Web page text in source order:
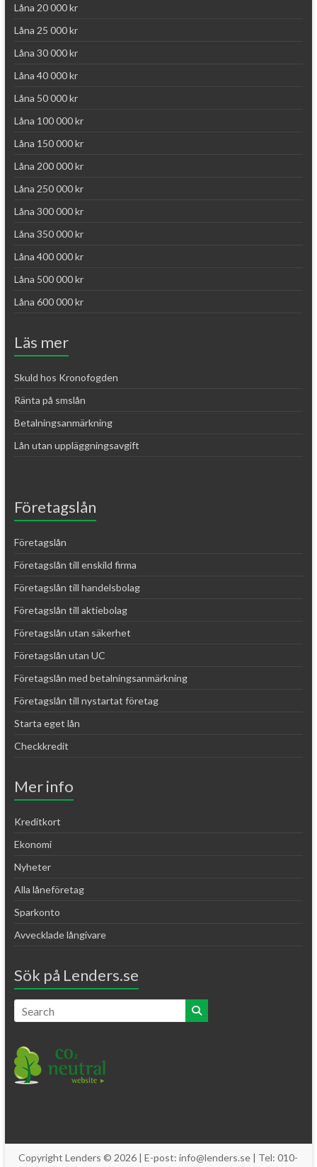
Låna 20 000 kr
Låna 25 000 kr
Låna 30 000 kr
Låna 40 000 kr
Låna 50 000 kr
Låna 100 000 kr
Låna 150 000 kr
Låna 200 000 kr
Låna 250 000 kr
Låna 300 000 kr
Låna 350 000 kr
Låna 400 000 kr
Låna 500 000 kr
Låna 600 000 kr
Läs mer
Skuld hos Kronofogden
Ränta på smslån
Betalningsanmärkning
Lån utan uppläggningsavgift
Företagslån
Företagslån
Företagslån till enskild firma
Företagslån till handelsbolag
Företagslån till aktiebolag
Företagslån utan säkerhet
Företagslån utan UC
Företagslån med betalningsanmärkning
Företagslån till nystartat företag
Starta eget lån
Checkkredit
Mer info
Kreditkort
Ekonomi
Nyheter
Alla låneföretag
Sparkonto
Avvecklade långivare
Sök på Lenders.se
Copyright Lenders © 2026 | E-post: info@lenders.se | Tel: 010-